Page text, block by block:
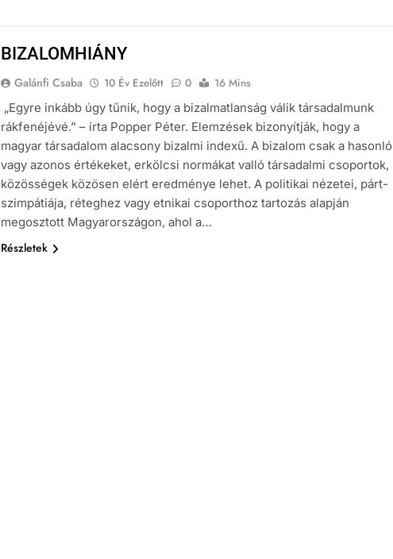
BIZALOMHIÁNY
Galánfi Csaba 10 Év Ezelőtt 0
16 Mins
„Egyre inkább úgy tűnik, hogy a bizalmatlanság válik társadalmunk
rákfenéjévé.” – írta Popper Péter. Elemzések bizonyítják, hogy a
magyar társadalom alacsony bizalmi indexű. A bizalom csak a hasonló
vagy azonos értékeket, erkölcsi normákat valló társadalmi csoportok,
közösségek közösen elért eredménye lehet. A politikai nézetei, párt-
szimpátiája, réteghez vagy etnikai csoporthoz tartozás alapján
megosztott Magyarországon, ahol a…
Részletek